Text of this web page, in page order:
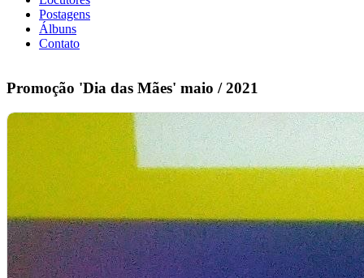
Postagens
Álbuns
Contato
Promoção 'Dia das Mães' maio / 2021